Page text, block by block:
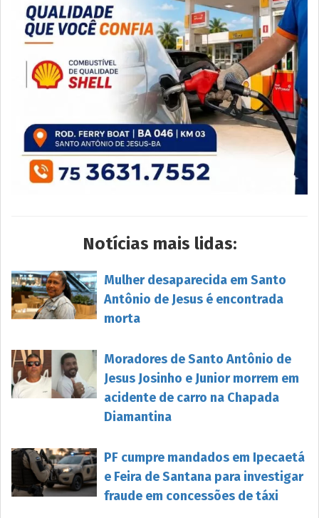
Notícias mais lidas:
Mulher desaparecida em Santo
Antônio de Jesus é encontrada
morta
Moradores de Santo Antônio de
Jesus Josinho e Junior morrem em
acidente de carro na Chapada
Diamantina
PF cumpre mandados em Ipecaetá
e Feira de Santana para investigar
fraude em concessões de táxi